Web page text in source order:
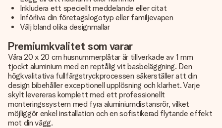
Inkludera ett speciellt meddelande eller citat
Införliva din företagslogotyp eller familjevapen
Välj bland olika designmallar
Premiumkvalitet som varar
Våra 20 x 20 cm husnummerplåtar är tillverkade av 1 mm
tjockt aluminium med en reptålig vit basbeläggning. Den
högkvalitativa fullfärgstryckprocessen säkerställer att din
design bibehåller exceptionell upplösning och klarhet. Varje
skylt levereras komplett med ett professionellt
monteringssystem med fyra aluminiumdistansrör, vilket
möjliggör enkel installation och en sofistikerad flytande effekt
mot din vägg.